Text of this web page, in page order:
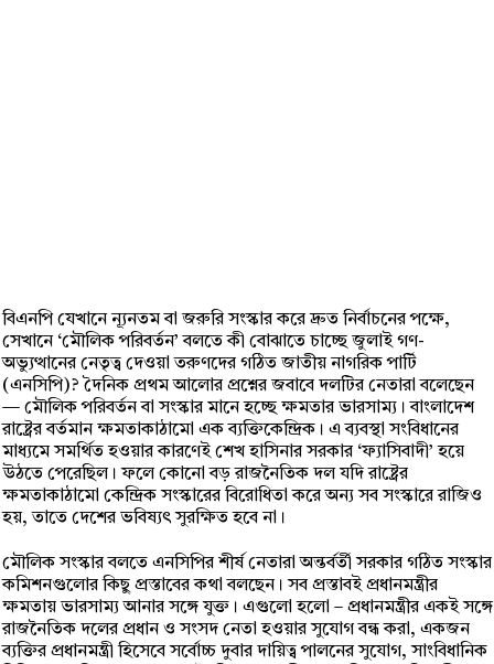
বিএনপি যেখানে ন্যূনতম বা জরুরি সংস্কার করে দ্রুত নির্বাচনের পক্ষে,
সেখানে ‘মৌলিক পরিবর্তন’ বলতে কী বোঝাতে চাচ্ছে জুলাই গণ-
অভ্যুত্থানের নেতৃত্ব দেওয়া তরুণদের গঠিত জাতীয় নাগরিক পার্টি
(এনসিপি)? দৈনিক প্রথম আলোর প্রশ্নের জবাবে দলটির নেতারা বলেছেন
— মৌলিক পরিবর্তন বা সংস্কার মানে হচ্ছে ক্ষমতার ভারসাম্য। বাংলাদেশ
রাষ্ট্রের বর্তমান ক্ষমতাকাঠামো এক ব্যক্তিকেন্দ্রিক। এ ব্যবস্থা সংবিধানের
মাধ্যমে সমর্থিত হওয়ার কারণেই শেখ হাসিনার সরকার ‘ফ্যাসিবাদী’ হয়ে
উঠতে পেরেছিল। ফলে কোনো বড় রাজনৈতিক দল যদি রাষ্ট্রের
ক্ষমতাকাঠামো কেন্দ্রিক সংস্কারের বিরোধিতা করে অন্য সব সংস্কারে রাজিও
হয়, তাতে দেশের ভবিষ্যৎ সুরক্ষিত হবে না।
মৌলিক সংস্কার বলতে এনসিপির শীর্ষ নেতারা অন্তর্বর্তী সরকার গঠিত সংস্কার
কমিশনগুলোর কিছু প্রস্তাবের কথা বলছেন। সব প্রস্তাবই প্রধানমন্ত্রীর
ক্ষমতায় ভারসাম্য আনার সঙ্গে যুক্ত। এগুলো হলো – প্রধানমন্ত্রীর একই সঙ্গে
রাজনৈতিক দলের প্রধান ও সংসদ নেতা হওয়ার সুযোগ বন্ধ করা, একজন
ব্যক্তির প্রধানমন্ত্রী হিসেবে সর্বোচ্চ দুবার দায়িত্ব পালনের সুযোগ, সাংবিধানিক